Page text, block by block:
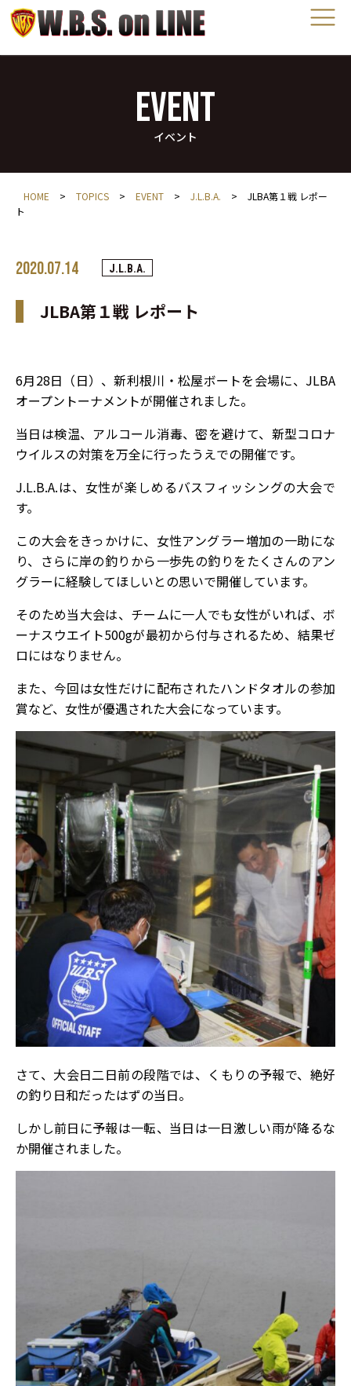
EVENT
イベント
HOME > TOPICS > EVENT > J.L.B.A. >
JLBA第１戦 レポー
ト
2020.07.14 J.L.B.A.
JLBA第１戦 レポート
6月28日（日）、新利根川・松屋ボートを会場に、JLBA
オープントーナメントが開催されました。
当日は検温、アルコール消毒、密を避けて、新型コロナ
ウイルスの対策を万全に行ったうえでの開催です。
J.L.B.A.は、女性が楽しめるバスフィッシングの大会で
す。
この大会をきっかけに、女性アングラー増加の一助にな
り、さらに岸の釣りから一歩先の釣りをたくさんのアン
グラーに経験してほしいとの思いで開催しています。
そのため当大会は、チームに一人でも女性がいれば、ボ
ーナスウエイト500gが最初から付与されるため、結果ゼ
ロにはなりません。
また、今回は女性だけに配布されたハンドタオルの参加
賞など、女性が優遇された大会になっています。
さて、大会日二日前の段階では、くもりの予報で、絶好
の釣り日和だったはずの当日。
しかし前日に予報は一転、当日は一日激しい雨が降るな
か開催されました。